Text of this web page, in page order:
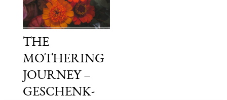
THE
MOTHERING
JOURNEY –
GESCHENK-